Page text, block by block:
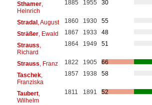
Sthamer,
Heinrich
1885 1955 30
Stradal , August 1860 1930
55
Sträßer, Ewald 1867 1933
48
Strauss,
Richard
1864 1949 51
Strauss, Franz 1822 1905
66
Taschek,
Franziska
1857 1938 58
Taubert,
Wilhelm
1811 1891 52